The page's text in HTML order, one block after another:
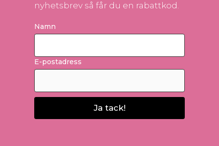
nyhetsbrev så får du en rabattkod.
Namn
E-postadress
Ja tack!